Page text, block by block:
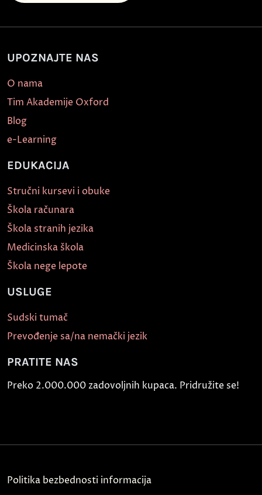
UPOZNAJTE NAS
O nama
Tim Akademije Oxford
Blog
e-Learning
EDUKACIJA
Stručni kursevi i obuke
Škola računara
Škola stranih jezika
Medicinska škola
Škola nege lepote
USLUGE
Sudski tumač
Prevođenje sa/na nemački jezik
PRATITE NAS
Preko 2.000.000 zadovoljnih kupaca. Pridružite se!
Politika bezbednosti informacija